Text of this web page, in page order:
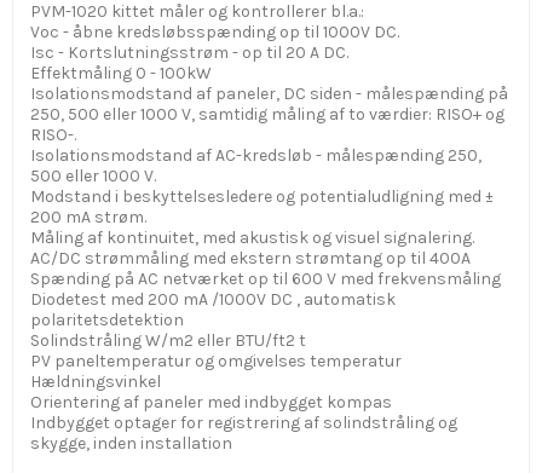
PVM-1020 kittet måler og kontrollerer bl.a.:
Voc - åbne kredsløbsspænding op til 1000V DC.
Isc - Kortslutningsstrøm - op til 20 A DC.
Effektmåling 0 - 100kW
Isolationsmodstand af paneler, DC siden - målespænding på
250, 500 eller 1000 V, samtidig måling af to værdier: RISO+ og
RISO-.
Isolationsmodstand af AC-kredsløb - målespænding 250,
500 eller 1000 V.
Modstand i beskyttelsesledere og potentialudligning med ±
200 mA strøm.
Måling af kontinuitet, med akustisk og visuel signalering.
AC/DC strømmåling med ekstern strømtang op til 400A
Spænding på AC netværket op til 600 V med frekvensmåling
Diodetest med 200 mA /1000V DC , automatisk
polaritetsdetektion
Solindstråling W/m2 eller BTU/ft2 t
PV paneltemperatur og omgivelses temperatur
Hældningsvinkel
Orientering af paneler med indbygget kompas
Indbygget optager for registrering af solindstråling og
skygge, inden installation